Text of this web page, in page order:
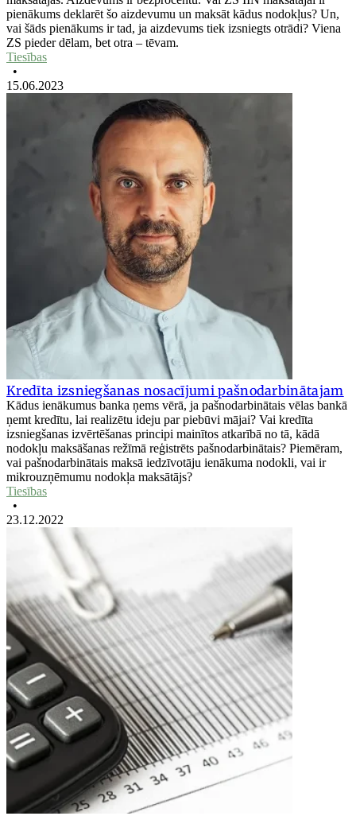
pienākums deklarēt šo aizdevumu un maksāt kādus nodokļus? Un,
vai šāds pienākums ir tad, ja aizdevums tiek izsniegts otrādi? Viena
ZS pieder dēlam, bet otra – tēvam.
Tiesības
•
15.06.2023
Kredīta izsniegšanas nosacījumi pašnodarbinātajam
Kādus ienākumus banka ņems vērā, ja pašnodarbinātais vēlas bankā
ņemt kredītu, lai realizētu ideju par piebūvi mājai? Vai kredīta
izsniegšanas izvērtēšanas principi mainītos atkarībā no tā, kādā
nodokļu maksāšanas režīmā reģistrēts pašnodarbinātais? Piemēram,
vai pašnodarbinātais maksā iedzīvotāju ienākuma nodokli, vai ir
mikrouzņēmumu nodokļa maksātājs?
Tiesības
•
23.12.2022